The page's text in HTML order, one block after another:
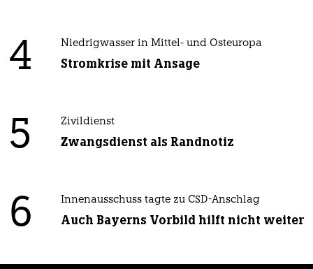
4 Niedrigwasser in Mittel- und Osteuropa
Stromkrise mit Ansage
5 Zivildienst
Zwangsdienst als Randnotiz
6 Innenausschuss tagte zu CSD-Anschlag
Auch Bayerns Vorbild hilft nicht weiter